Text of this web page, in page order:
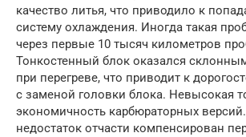
качество литья, что приводило к
систему охлаждения. Иногда такая
через первые 10 тысяч километров
Тонкостенный блок оказался
при перегреве, что приводит к
с заменой головки блока. Невысокая
экономичность карбюраторных
недостаток отчасти компенсирован